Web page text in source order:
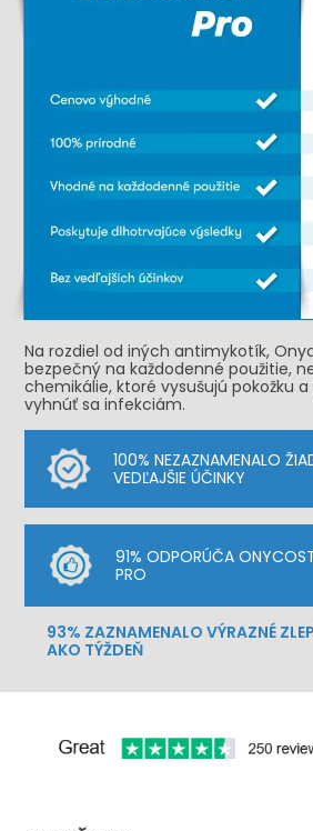
Na rozdiel od iných antimykotík,
bezpečný na každodenné použitie,
chemikálie, ktoré vysušujú pokožku
vyhnúť sa infekciám.
100% NEZAZNAMENALO
VEDĽAJŠIE ÚČINKY
91% ODPORÚČA
PRO
93% ZAZNAMENALO VÝRAZNÉ
AKO TÝŽDEŇ